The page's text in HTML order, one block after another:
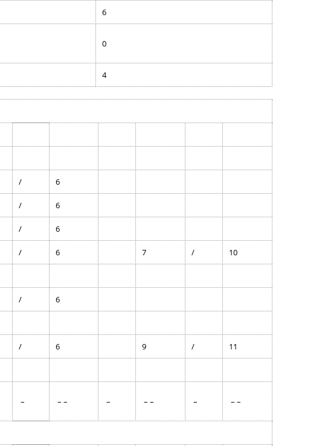
6
0
4
/ 6
/ 6
/ 6
/ 6 7 / 10
/ 6
/ 6 9 / 11
– – – – – – – – –